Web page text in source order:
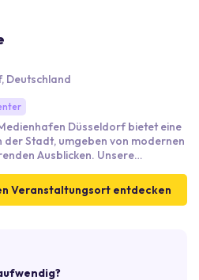
Deutschland
Düsseldorf bietet eine
der Stadt, umgeben von modernen
Ausblicken. Unsere
Vielzahl von hochmodernen
Eventflächen, die auf Ihre
die Verfügbarkeit von
Gäste bequem und zugänglich.
Veranstaltungsort entdecken